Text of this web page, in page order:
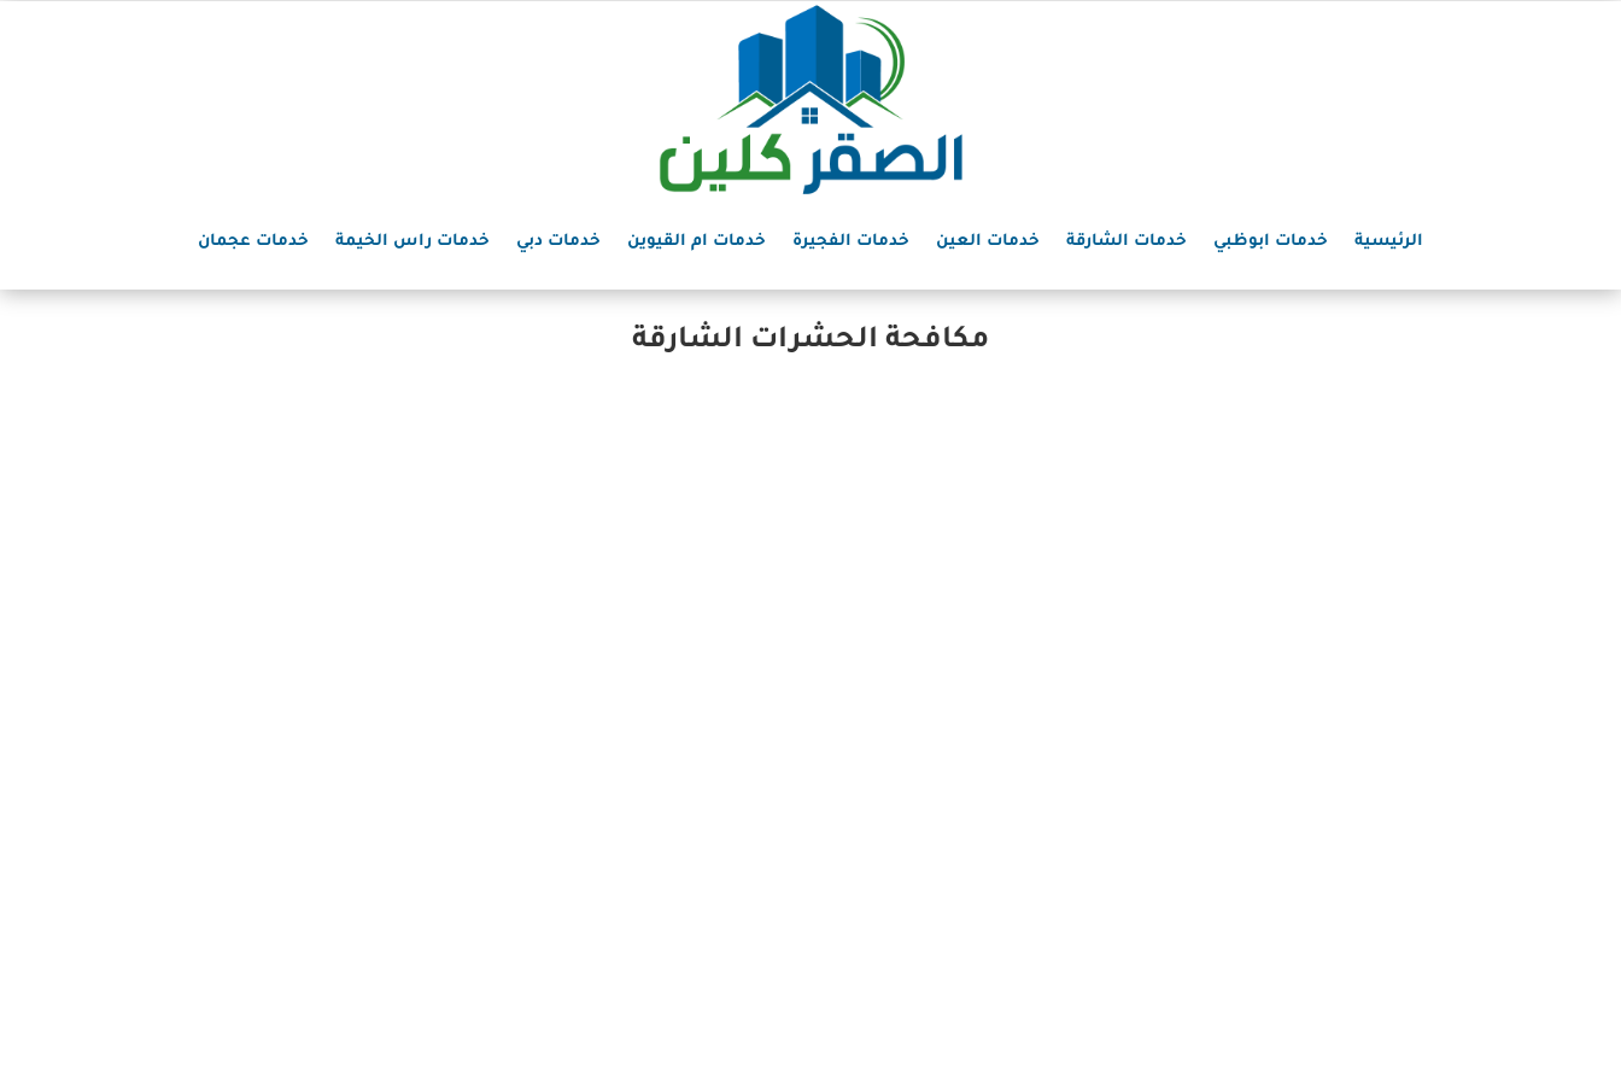
الرئيسية خدمات ابوظبي خدمات الشارقة خدمات العين خدمات الفجيرة خدمات ام القيوين خدمات دبي خدمات راس الخيمة خدمات عجمان
مكافحة الحشرات الشارقة